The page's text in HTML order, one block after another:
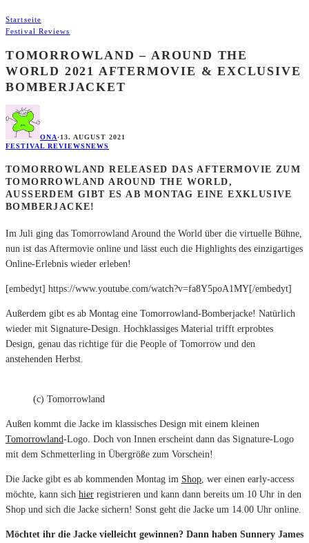
Startseite
Festival Reviews
TOMORROWLAND – AROUND THE
WORLD 2021 AFTERMOVIE & EXCLUSIVE
BOMBERJACKET
ONA·13. AUGUST 2021
FESTIVAL REVIEWSNEWS
TOMORROWLAND RELEASED DAS AFTERMOVIE ZUM
TOMORROWLAND AROUND THE WORLD,
AUSSERDEM GIBT ES AB MONTAG EINE EXKLUSIVE B
OMBERJACKE!
Im Juli ging das Tomorrowland Around the World über die virtuelle Bühne,
nun ist das Aftermovie online und lässt euch die Highlights des einzigartiges
Online-Erlebnis wieder erleben!
[embedyt] https://www.youtube.com/watch?v=fa8Y5poA1MY[/embedyt]
Außerdem gibt es ab Montag eine Tomorrowland-Bomberjacke! Natürlich
wieder mit Signature-Design. Hochklassiges Material trifft erprobtes
Design, genau das richtige für die People of Tomorrow und den
anstehenden Herbst.
(c) Tomorrowland
Außen kommt die Jacke im klassisches Design mit einem kleinen
Tomorrowland-Logo. Doch von Innen erscheint dann das Signature-Logo
mit dem Schmetterling in Übergröße zum Vorschein!
Die Jacke gibt es ab kommenden Montag im Shop , wer einen early-access
möchte, kann sich hier registrieren und kann dann bereits um 10 Uhr in den
Shop und sich die Jacke sichern! Sonst geht die Jacke um 14.00 Uhr online.
Möchtet ihr die Jacke vielleicht gewinnen? Dann haben Sunnery James